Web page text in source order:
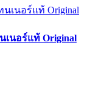
เนอร์แท้ Original